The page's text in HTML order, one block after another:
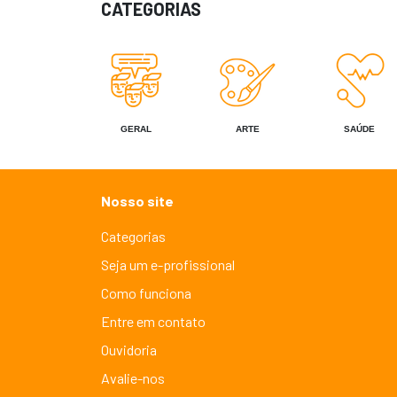
CATEGORIAS
GERAL ARTE SAÚDE
Nosso site
Categorias
Seja um e-profissional
Como funciona
Entre em contato
Ouvidoria
Avalie-nos